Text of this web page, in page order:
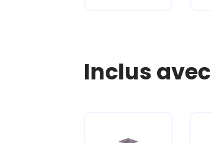
Inclus